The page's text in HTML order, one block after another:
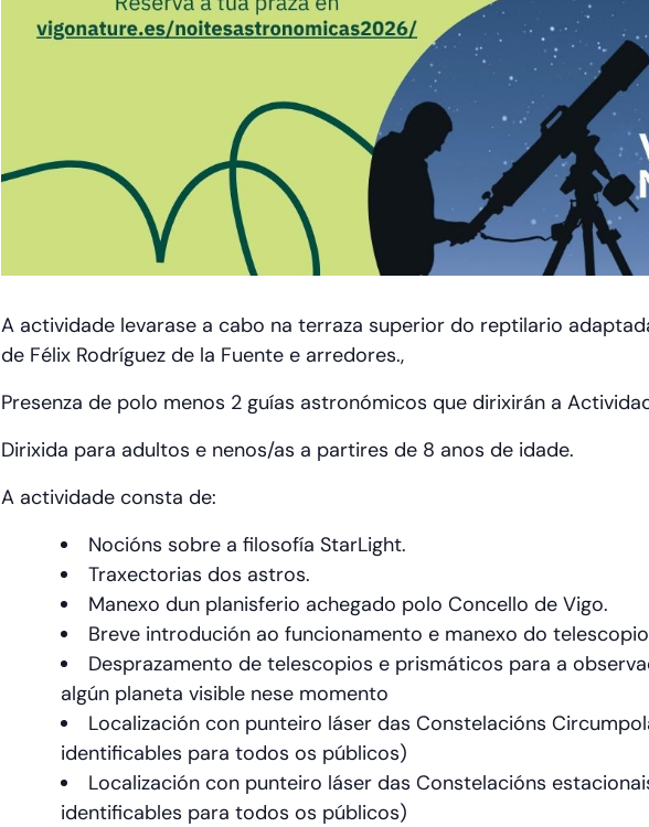
A actividade levarase a cabo na terraza superior do reptilario
de Félix Rodríguez de la Fuente e arredores.,
Presenza de polo menos 2 guías astronómicos que dirixirán a
Dirixida para adultos e nenos/as a partires de 8 anos de idade.
A actividade consta de:
Nocións sobre a filosofía StarLight.
Traxectorias dos astros.
Manexo dun planisferio achegado polo Concello de Vigo.
Breve introdución ao funcionamento e manexo do
Desprazamento de telescopios e prismáticos para a
algún planeta visible nese momento
Localización con punteiro láser das Constelacións
identificables para todos os públicos)
Localización con punteiro láser das Constelacións
identificables para todos os públicos)